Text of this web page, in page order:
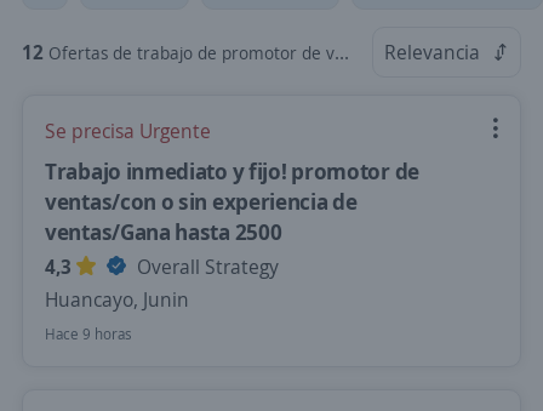
12 Ofertas de trabajo de promotor de ventas en campo en junin en el tambo Relevancia
Se precisa Urgente
Trabajo inmediato y fijo! promotor de
ventas/con o sin experiencia de
ventas/Gana hasta 2500
4,3
Overall Strategy
Huancayo, Junin
Hace 9 horas